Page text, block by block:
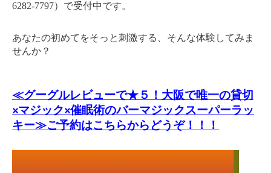
6282-7797）で受付中です。
あなたの初めてをそっと刺激する、そんな体験してみま
せんか？
≪グーグルレビューで★５！大阪で唯一の貸切
×マジック×催眠術のバーマジックスーパーラッ
キー≫ご予約はこちらからどうぞ！！！